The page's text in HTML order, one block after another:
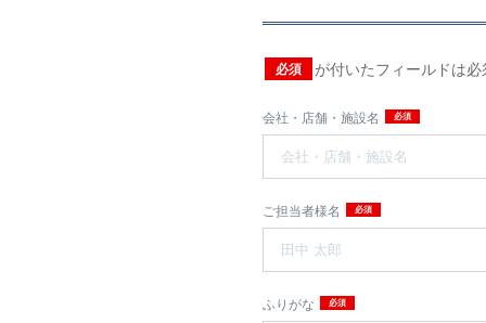
が付いたフィールドは必
会社・店舗・施設名
ご担当者様名
ふりがな